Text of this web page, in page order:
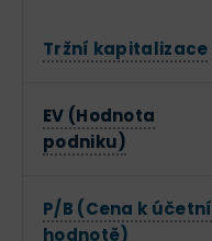
Tržní kapitalizace
EV (Hodnota
podniku)
P/B (Cena k účetní
hodnotě)